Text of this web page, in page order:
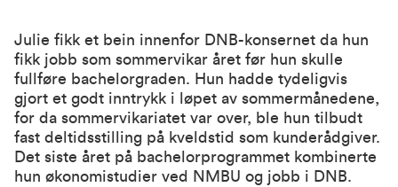
Julie fikk et bein innenfor DNB-konsernet da hun
fikk jobb som sommervikar året før hun skulle
fullføre bachelorgraden. Hun hadde tydeligvis
gjort et godt inntrykk i løpet av sommermånedene,
for da sommervikariatet var over, ble hun tilbudt
fast deltidsstilling på kveldstid som kunderådgiver.
Det siste året på bachelorprogrammet kombinerte
hun økonomistudier ved NMBU og jobb i DNB.